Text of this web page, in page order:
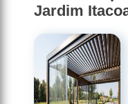
Jardim